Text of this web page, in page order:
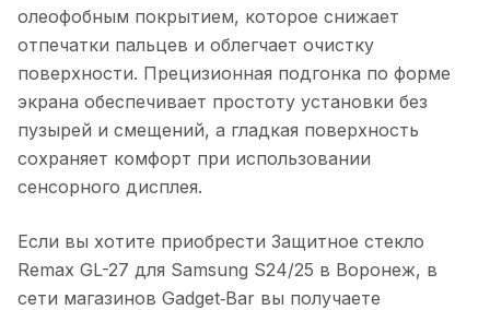
олеофобным покрытием, которое снижает
отпечатки пальцев и облегчает очистку
поверхности. Прецизионная подгонка по форме
экрана обеспечивает простоту установки без
пузырей и смещений, а гладкая поверхность
сохраняет комфорт при использовании
сенсорного дисплея.
Если вы хотите приобрести Защитное стекло
Remax GL-27 для Samsung S24/25 в Воронеж, в
сети магазинов Gadget‑Bar вы получаете